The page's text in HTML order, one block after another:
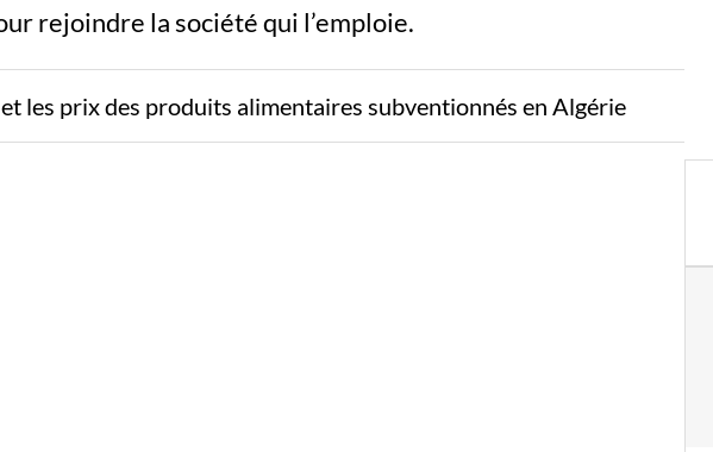
rejoindre la société qui l’emploie.
les prix des produits alimentaires subventionnés en Algérie